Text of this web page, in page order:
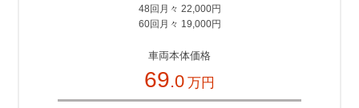
48回月々 22,000円
60回月々 19,000円
車両本体価格
69.0 万円